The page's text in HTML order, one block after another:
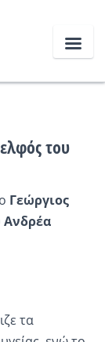
του
Γεώργιος
Ανδρέα
τα